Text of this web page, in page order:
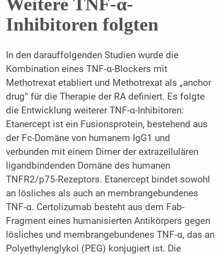
Inhibitoren folgten
In den darauffolgenden Studien wurde die
Kombination eines TNF-α-Blockers mit
Methotrexat etabliert und Methotrexat als „anchor
drug“ für die Therapie der RA definiert. Es folgte
die Entwicklung weiterer TNF-α-Inhibitoren:
Etanercept ist ein Fusionsprotein, bestehend aus
der Fc-Domäne von humanem IgG1 und
verbunden mit einem Dimer der extrazellulären
ligandbindenden Domäne des humanen
TNFR2/p75-Rezeptors. Etanercept bindet sowohl
an lösliches als auch an membrangebundenes
TNF-α. Certolizumab besteht aus dem Fab-
Fragment eines humanisierten Antikörpers gegen
lösliches und membrangebundenes TNF-α, das an
Polyethylenglykol (PEG) konjugiert ist. Die